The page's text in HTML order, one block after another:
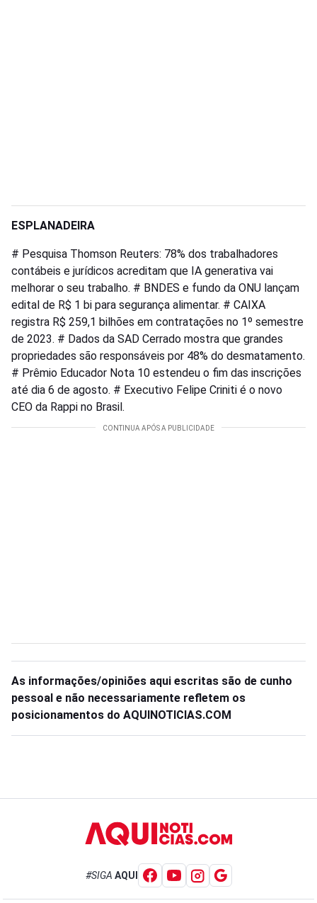
ESPLANADEIRA
# Pesquisa Thomson Reuters: 78% dos trabalhadores
contábeis e jurídicos acreditam que IA generativa vai
melhorar o seu trabalho. # BNDES e fundo da ONU lançam
edital de R$ 1 bi para segurança alimentar. # CAIXA
registra R$ 259,1 bilhões em contratações no 1º semestre
de 2023. # Dados da SAD Cerrado mostra que grandes
propriedades são responsáveis por 48% do desmatamento.
# Prêmio Educador Nota 10 estendeu o fim das inscrições
até dia 6 de agosto. # Executivo Felipe Criniti é o novo
CEO da Rappi no Brasil.
As informações/opiniões aqui escritas são de cunho
pessoal e não necessariamente refletem os
posicionamentos do AQUINOTICIAS.COM
#SIGA AQUI